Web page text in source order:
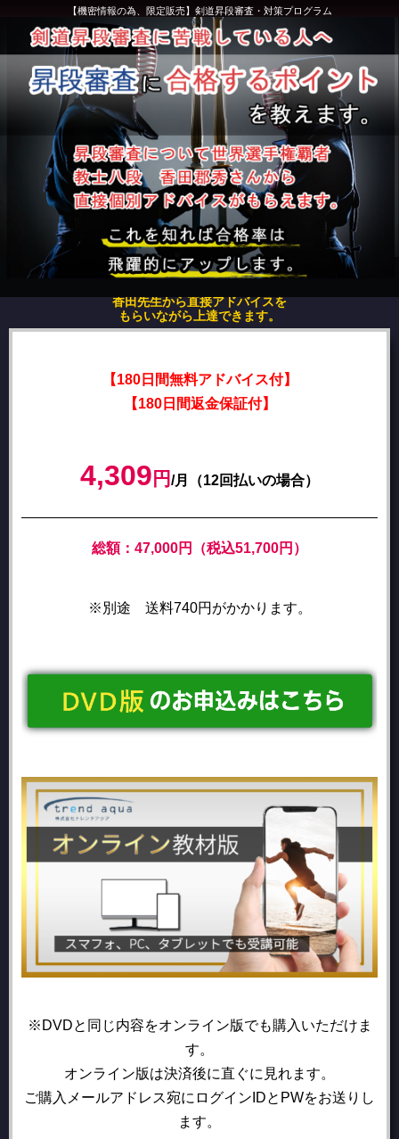
【機密情報の為、限定販売】剣道昇段審査・対策プログラム
香田先生から直接アドバイスを
もらいながら上達できます。
【180日間無料アドバイス付】
【180日間返金保証付】
4,309 円 /月（12回払いの場合）
総額：47,000円（税込51,700円）
※別途 送料740円がかかります。
※DVDと同じ内容をオンライン版でも購入いただけま
す。
オンライン版は決済後に直ぐに見れます。
ご購入メールアドレス宛にログインIDとPWをお送りし
ます。